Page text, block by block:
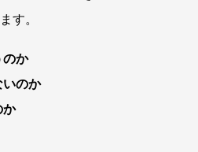
す。
のか
いのか
か